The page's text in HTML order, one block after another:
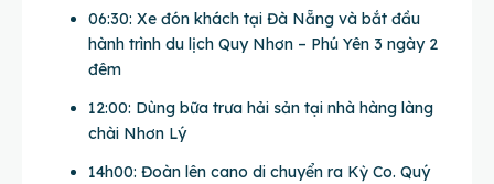
06:30: Xe đón khách tại Đà Nẵng và bắt đầu
hành trình du lịch Quy Nhơn – Phú Yên 3 ngày 2
đêm
12:00: Dùng bữa trưa hải sản tại nhà hàng làng
chài Nhơn Lý
14h00: Đoàn lên cano di chuyển ra Kỳ Co. Quý